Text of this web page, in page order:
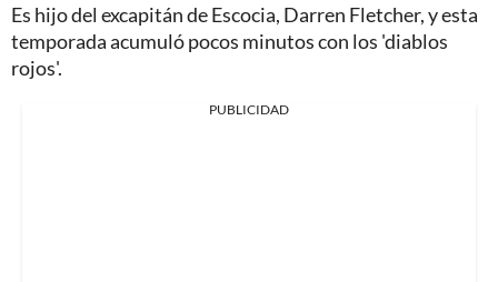
Es hijo del excapitán de Escocia, Darren Fletcher, y esta
temporada acumuló pocos minutos con los 'diablos
rojos'.
PUBLICIDAD